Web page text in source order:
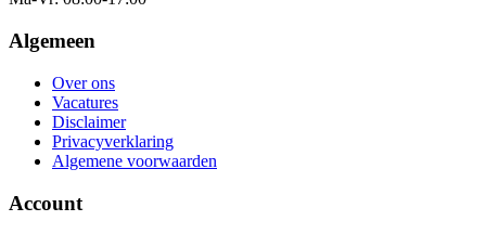
Algemeen
Over ons
Vacatures
Disclaimer
Privacyverklaring
Algemene voorwaarden
Account